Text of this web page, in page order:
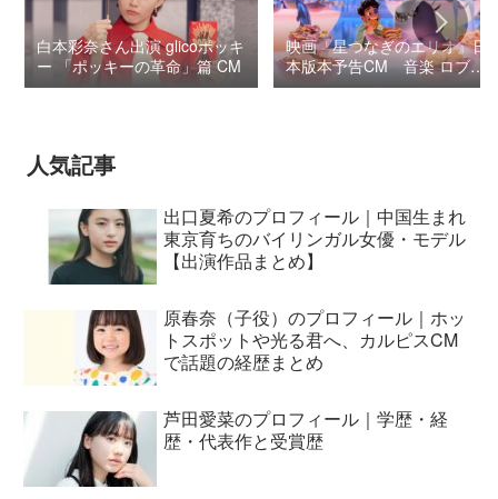
白本彩奈さん出演 glicoポッキ
ー 「ポッキーの革命」篇 CM
映画『星つなぎのエリオ』日
本版本予告CM 音楽 ロブ・
シモンセン /
人気記事
出口夏希のプロフィール｜中国生まれ
東京育ちのバイリンガル女優・モデル
【出演作品まとめ】
原春奈（子役）のプロフィール｜ホッ
トスポットや光る君へ、カルピスCM
で話題の経歴まとめ
芦田愛菜のプロフィール｜学歴・経
歴・代表作と受賞歴